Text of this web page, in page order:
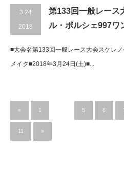
3.24
2018
第133回一般レース
ル・ポルシェ997ワ
■大会名第133回一般レース大会スケレ
メイク■2018年3月24日(土)■...
« 1 5 6
11 »